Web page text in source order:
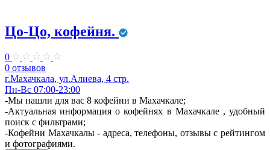
Цо-Цо, кофейня.
0
0 отзывов
г.Махачкала, ул.Алиева, 4 стр.
Пн-Вс 07:00-23:00
-Мы нашли для вас 8 кофейни в Махачкале;
-Актуальная информация о кофейнях в Махачкале , удобный
поиск с фильтрами;
-Кофейни Махачкалы - адреса, телефоны, отзывы с рейтингом
и фотографиями.